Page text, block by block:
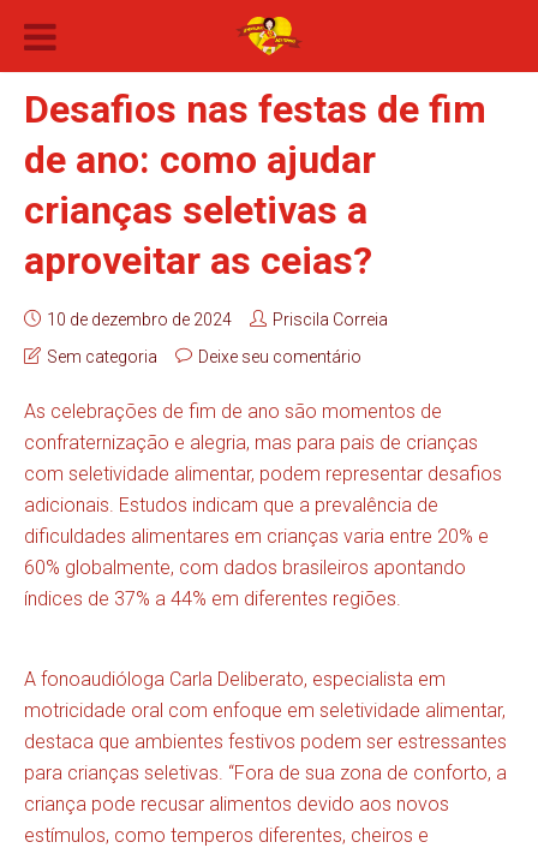
Desafios nas festas de fim
de ano: como ajudar
crianças seletivas a
aproveitar as ceias?
10 de dezembro de 2024
Priscila Correia
Sem categoria
Deixe seu comentário
As celebrações de fim de ano são momentos de
confraternização e alegria, mas para pais de crianças
com seletividade alimentar, podem representar desafios
adicionais. Estudos indicam que a prevalência de
dificuldades alimentares em crianças varia entre 20% e
60% globalmente, com dados brasileiros apontando
índices de 37% a 44% em diferentes regiões.
A fonoaudióloga Carla Deliberato, especialista em
motricidade oral com enfoque em seletividade alimentar,
destaca que ambientes festivos podem ser estressantes
para crianças seletivas. “Fora de sua zona de conforto, a
criança pode recusar alimentos devido aos novos
estímulos, como temperos diferentes, cheiros e